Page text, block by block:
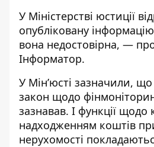
У Міністерстві юстиції
опубліковану інформацію
вона недостовірна, —
Інформатор.
У Мін’юсті зазначили, що
закон щодо
зазнавав. І функції
надходженням коштів
нерухомості